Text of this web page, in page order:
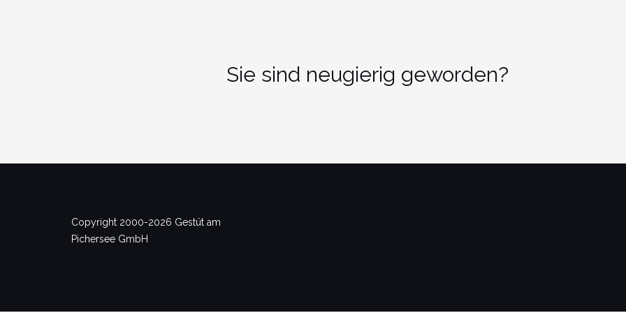
Sie sind neugierig geworden?
Copyright 2000-2026 Gestüt am
Pichersee GmbH